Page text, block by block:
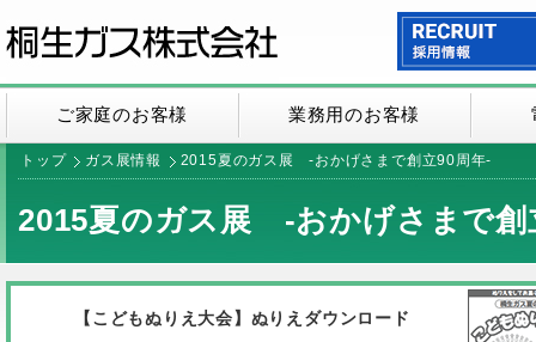
ご家庭のお客様 業務用のお客様
トップ ガス展情報 2015夏のガス展 -おかげさまで創立90周年-
2015夏のガス展 -おかげさまで創
【こどもぬりえ大会】ぬりえダウンロード